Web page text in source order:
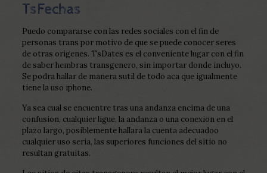
TsFechas
Puedo compararse con las redes sociales con el fin de
personas trans por motivo de que se puede conocer seres
de otras origenes. TsDates es el conveniente lugar con el fin
de saber hembras transgenero, sin importar donde incluyo.
Se podra hallar de manera sutil de todo aca que igualmente
tiene la uso iphone.
Ya sea cual se encuentre tras una andanza encima de una
confusion, cualquier ligue, la andanza o una conexion en el
plazo largo, posiblemente hallara la cuenta adecuadoo
cualquier uso seria, las superiores funciones del sitio no
resultan gratuitas.